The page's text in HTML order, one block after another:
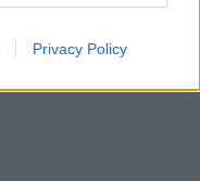
Privacy Policy